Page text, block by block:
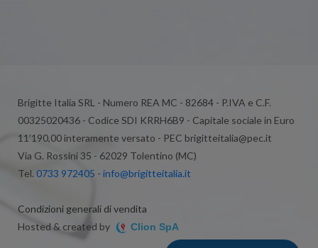
Brigitte Italia SRL - Numero REA MC - 82684 - P.IVA e C.F.
00325020436 - Codice SDI KRRH6B9 - Capitale sociale in Euro
11’190,00 interamente versato - PEC brigitteitalia@pec.it
Via G. Rossini 35 - 62029 Tolentino (MC)
Tel. 0733 972405 - info@brigitteitalia.it
Condizioni generali di vendita
Hosted & created by
Clion SpA